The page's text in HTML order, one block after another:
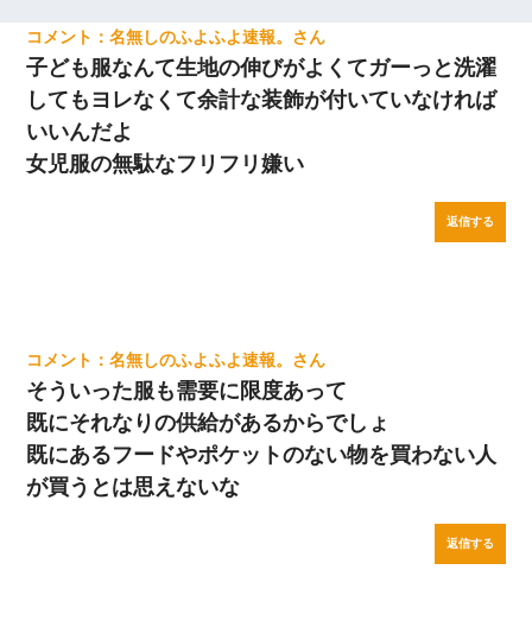
名無しのふよふよ速報。
子ども服なんて生地の伸びがよくてガーっと洗濯
してもヨレなくて余計な装飾が付いていなければ
いいんだよ
女児服の無駄なフリフリ嫌い
返信する
名無しのふよふよ速報。
そういった服も需要に限度あって
既にそれなりの供給があるからでしょ
既にあるフードやポケットのない物を買わない人
が買うとは思えないな
返信する